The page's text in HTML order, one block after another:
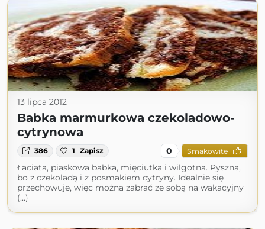
13 lipca 2012
Babka marmurkowa czekoladowo-
cytrynowa
386 1 Zapisz 0 Smakowite
Łaciata, piaskowa babka, mięciutka i wilgotna. Pyszna,
bo z czekoladą i z posmakiem cytryny. Idealnie się
przechowuje, więc można zabrać ze sobą na wakacyjny
(...)